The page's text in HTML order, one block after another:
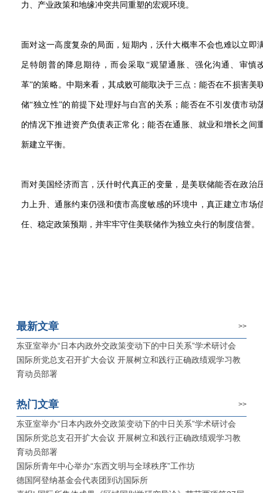
力、产业政策和地缘冲突共同重塑的宏观环境。
面对这一高度复杂的局面，短期内，沃什大概率不会也难以立即
足特朗普的降息期待，而会采取“观望通胀、强化沟通、审慎
革”的策略。中期来看，其成败可能取决于三点：能否在不损害美
储“独立性”的前提下处理好与白宫的关系；能否在不引发债市动
的情况下推进资产负债表正常化；能否在通胀、就业和增长之间
新建立平衡。
而对美国经济而言，沃什时代真正的变量，是美联储能否在政治
力上升、通胀约束仍强和债市高度敏感的环境中，真正建立市场
任、稳定政策预期，并牢牢守住美联储作为独立央行的制度信誉。
最新文章 >>
东亚室举办“日本内政外交政策变动下的中日关系”学术研讨会
国际所党总支召开扩大会议 开展树立和践行正确政绩观学习教
育动员部署
热门文章 >>
东亚室举办“日本内政外交政策变动下的中日关系”学术研讨会
国际所党总支召开扩大会议 开展树立和践行正确政绩观学习教
育动员部署
国际所青年中心举办“东西文明与全球秩序”工作坊
德国阿登纳基金会代表团到访国际所